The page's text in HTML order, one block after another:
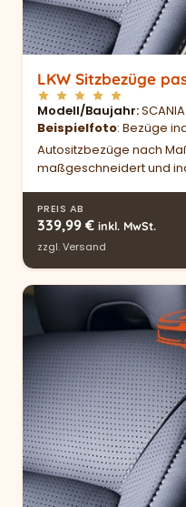
LKW Sitzbezüge
Modell/Baujahr
Beispielfoto: Bezüge
Autositzbezüge nach
maßgeschneidert und
PREIS AB
339,99 € inkl. MwSt.
zzgl.Versand